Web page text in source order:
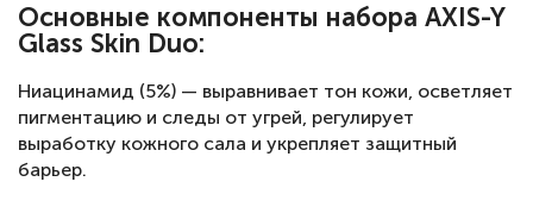
Основные компоненты набора AXIS-Y
Glass Skin Duo:
Ниацинамид (5%) — выравнивает тон кожи, осветляет
пигментацию и следы от угрей, регулирует
выработку кожного сала и укрепляет защитный
барьер.